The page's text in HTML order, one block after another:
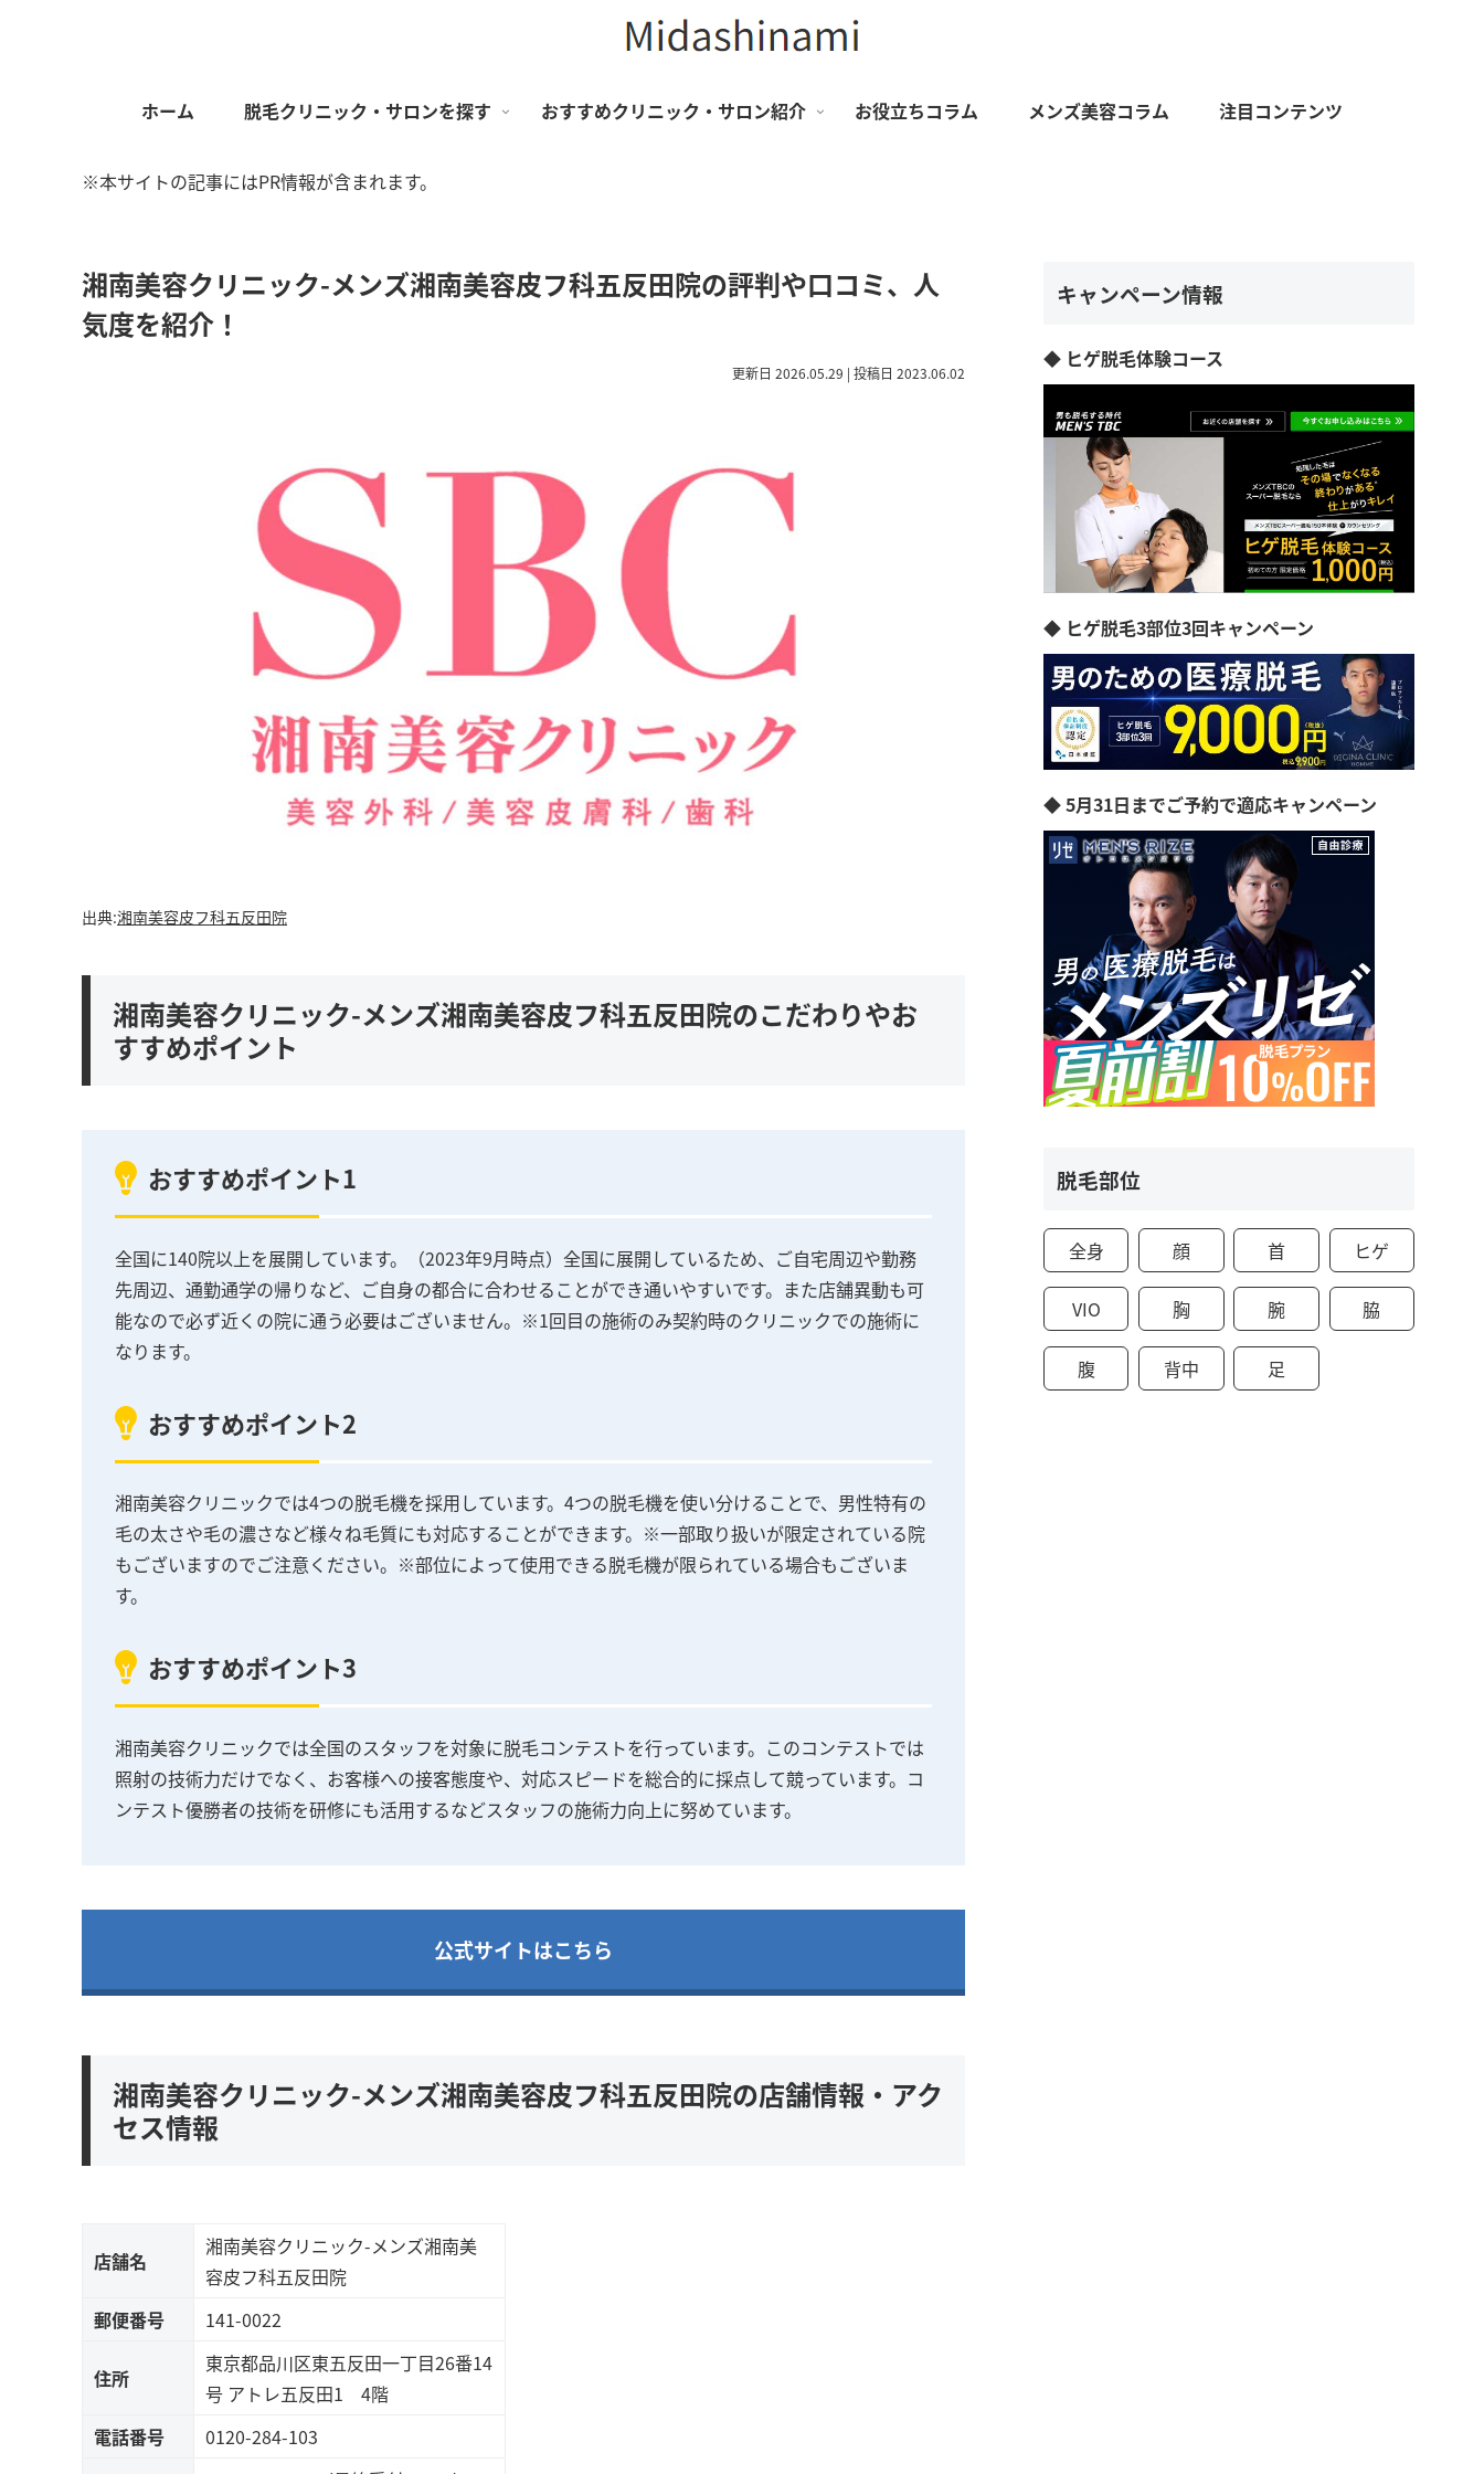
ホーム 脱毛クリニック・サロンを探す おすすめクリニック・サロン紹介 お役立ちコラム メンズ美容コラム 注目コンテンツ
※本サイトの記事にはPR情報が含まれます。
湘南美容クリニック-メンズ湘南美容皮フ科五反田院の評判や口コミ、人
気度を紹介！
更新日 2026.05.29 | 投稿日 2023.06.02
出典:湘南美容皮フ科五反田院
湘南美容クリニック-メンズ湘南美容皮フ科五反田院のこだわりやお
すすめポイント
おすすめポイント1
全国に140院以上を展開しています。（2023年9月時点）全国に展開しているため、ご自宅周辺や勤務
先周辺、通勤通学の帰りなど、ご自身の都合に合わせることができ通いやすいです。また店舗異動も可
能なので必ず近くの院に通う必要はございません。※1回目の施術のみ契約時のクリニックでの施術に
なります。
おすすめポイント2
湘南美容クリニックでは4つの脱毛機を採用しています。4つの脱毛機を使い分けることで、男性特有の
毛の太さや毛の濃さなど様々ね毛質にも対応することができます。※一部取り扱いが限定されている院
もございますのでご注意ください。※部位によって使用できる脱毛機が限られている場合もございま
す。
おすすめポイント3
湘南美容クリニックでは全国のスタッフを対象に脱毛コンテストを行っています。このコンテストでは
照射の技術力だけでなく、お客様への接客態度や、対応スピードを総合的に採点して競っています。コ
ンテスト優勝者の技術を研修にも活用するなどスタッフの施術力向上に努めています。
公式サイトはこちら
湘南美容クリニック-メンズ湘南美容皮フ科五反田院の店舗情報・アク
セス情報
店舗名
湘南美容クリニック-メンズ湘南美
容皮フ科五反田院
郵便番号
141-0022
住所
東京都品川区東五反田一丁目26番14
号 アトレ五反田1 4階
電話番号
0120-284-103
キャンペーン情報
◆ ヒゲ脱毛体験コース
◆ ヒゲ脱毛3部位3回キャンペーン
◆ 5月31日までご予約で適応キャンペーン
脱毛部位
全身 顔 首 ヒゲ
VIO 胸 腕 脇
腹 背中 足